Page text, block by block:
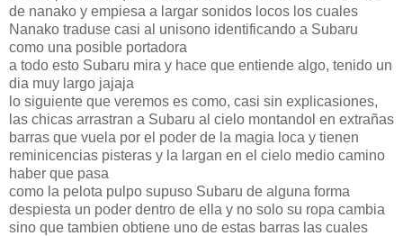
de nanako y empiesa a largar sonidos locos los cuales
Nanako traduse casi al unisono identificando a Subaru
como una posible portadora
a todo esto Subaru mira y hace que entiende algo, tenido un
dia muy largo jajaja
lo siguiente que veremos es como, casi sin explicasiones,
las chicas arrastran a Subaru al cielo montandol en extrañas
barras que vuela por el poder de la magia loca y tienen
reminicencias pisteras y la largan en el cielo medio camino
haber que pasa
como la pelota pulpo supuso Subaru de alguna forma
despiesta un poder dentro de ella y no solo su ropa cambia
sino que tambien obtiene uno de estas barras las cuales